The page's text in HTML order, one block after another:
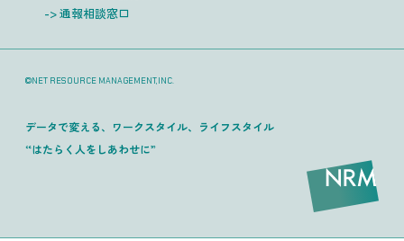
通報相談窓口
©NET RESOURCE MANAGEMENT,INC.
データで変える、ワークスタイル、ライフスタイル
“はたらく人をしあわせに”